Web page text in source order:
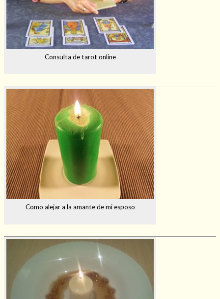
Consulta de tarot online
Como alejar a la amante de mi esposo